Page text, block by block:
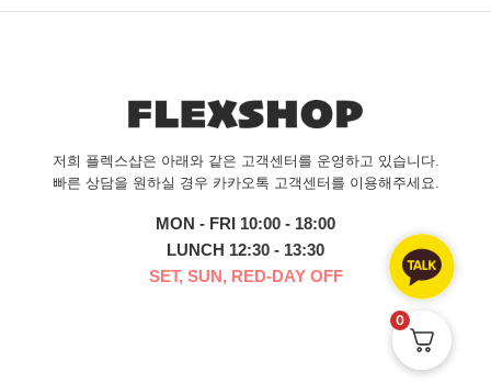
저희 플렉스샵은 아래와 같은 고객센터를 운영하고 있습니다.
빠른 상담을 원하실 경우 카카오톡 고객센터를 이용해주세요.
MON - FRI 10:00 - 18:00
LUNCH 12:30 - 13:30
SET, SUN, RED-DAY OFF
0